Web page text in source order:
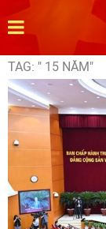
TAG: " 15 NĂM"